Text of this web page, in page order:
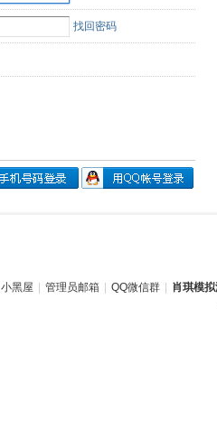
找回密码
小黑屋 管理员邮箱 QQ微信群 肖琪模